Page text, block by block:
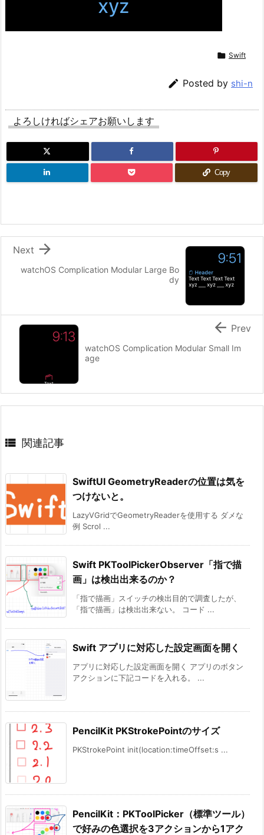
 Swift
 Posted by shi-n
よろしければシェアお願いします
Copy
watchOS Complication Modular Large Bo
dy

Next
watchOS Complication Modular Small Im
age
 Prev
 関連記事
SwiftUI GeometryReaderの位置は気を
つけないと。
LazyVGridでGeometryReaderを使用する ダメな
例 Scrol ...
Swift PKToolPickerObserver「指で描
画」は検出出来るのか？
「指で描画」スイッチの検出目的で調査したが、
「指で描画」は検出出来ない。 コード ...
Swift アプリに対応した設定画面を開く
アプリに対応した設定画面を開く アプリのボタン
アクションに下記コードを入れる。 ...
PencilKit PKStrokePointのサイズ
PKStrokePoint init(location:timeOffset:s ...
PencilKit：PKToolPicker（標準ツール）
で好みの色選択を3アクションから1アク